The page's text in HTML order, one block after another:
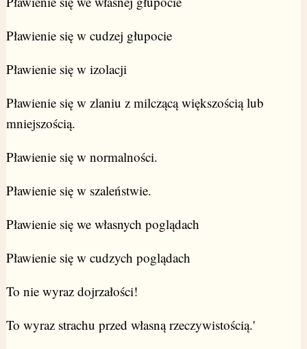
Pławienie się w cudzej głupocie
Pławienie się w izolacji
Pławienie się w zlaniu z milczącą większością lub
mniejszością.
Pławienie się w normalności.
Pławienie się w szaleństwie.
Pławienie się we własnych poglądach
Pławienie się w cudzych poglądach
To nie wyraz dojrzałości!
To wyraz strachu przed własną rzeczywistością.'